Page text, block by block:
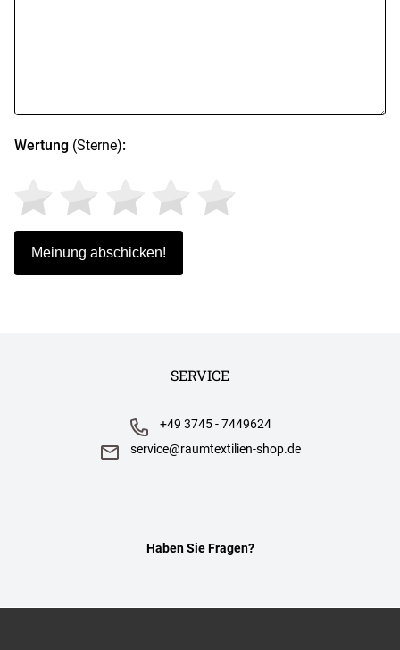
Wertung (Sterne):
SERVICE
Haben Sie Fragen?
+49 3745 - 7449624
service@raumtextilien-shop.de